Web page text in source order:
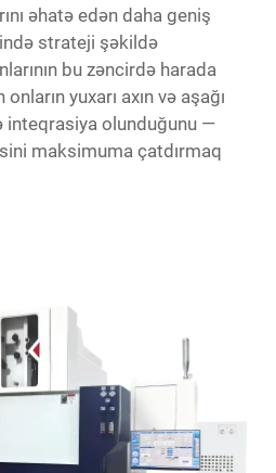
əhatə edən daha geniş
strateji şəkildə
bu zəncirdə harada
yuxarı axın və aşağı
inteqrasiya olunduğunu —
maksimuma çatdırmaq